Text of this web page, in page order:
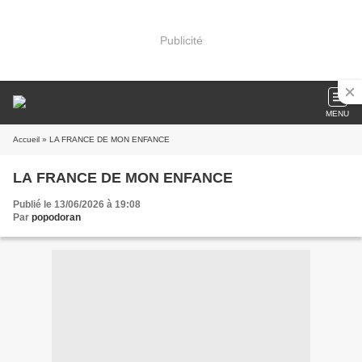
Publicité
MENU
Accueil » LA FRANCE DE MON ENFANCE
LA FRANCE DE MON ENFANCE
Publié le 13/06/2026 à 19:08
Par popodoran